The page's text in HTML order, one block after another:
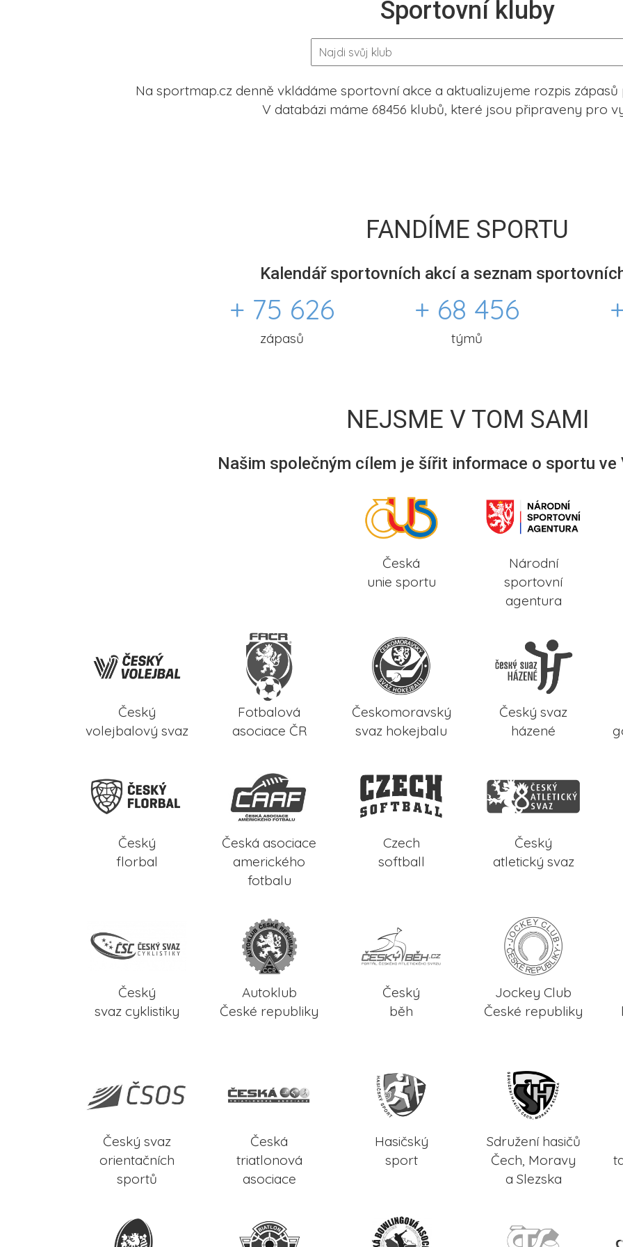
Sportovní kluby
Na sportmap.cz denně vkládáme sportovní akce a aktualizujeme rozpis
V databázi máme 68456 klubů, které jsou připraveny pro
FANDÍME SPORTU
Kalendář sportovních akcí a seznam
+ 75 626
zápasů
+ 68 456
týmů
NEJSME V TOM SAMI
Našim společným cílem je šířit informace o sportu ve
Česká
unie sportu
Národní
sportovní
agentura
Český
volejbalový svaz
Fotbalová
asociace ČR
Českomoravský
svaz hokejbalu
Český svaz
házené
Český
florbal
Česká asociace
amerického
fotbalu
Czech
softball
Český
atletický svaz
Český
svaz cyklistiky
Autoklub
České republiky
Český
běh
Jockey Club
České republiky
Český svaz
orientačních
sportů
Česká
triatlonová
asociace
Hasičský
sport
Sdružení hasičů
Čech, Moravy
a Slezska